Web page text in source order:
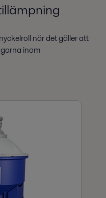
när det gäller att
inom